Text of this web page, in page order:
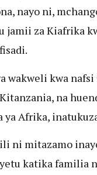
nayo ni,
jamii za Kiafrika
wakweli kwa
na
ya Afrika,
ni mitazamo
katika familia